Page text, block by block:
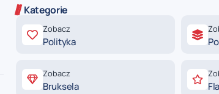
Kategorie
Zobacz
Polityka
Zobacz
Bruksela